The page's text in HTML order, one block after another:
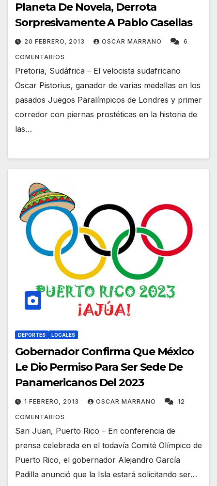
Planeta De Novela, Derrota
Sorpresivamente A Pablo Casellas
20 FEBRERO, 2013 OSCAR MARRANO 6
COMENTARIOS
Pretoria, Sudáfrica – El velocista sudafricano
Oscar Pistorius, ganador de varias medallas en los
pasados Juegos Paralímpicos de Londres y primer
corredor con piernas prostéticas en la historia de
las…
DEPORTES LOCALES
Gobernador Confirma Que México
Le Dio Permiso Para Ser Sede De
Panamericanos Del 2023
1 FEBRERO, 2013 OSCAR MARRANO 12
COMENTARIOS
San Juan, Puerto Rico – En conferencia de
prensa celebrada en el todavía Comité Olímpico de
Puerto Rico, el gobernador Alejandro García
Padilla anunció que la Isla estará solicitando ser…